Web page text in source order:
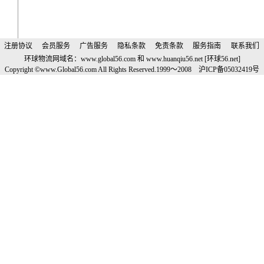
注册协议 会员服务 广告服务 隐私条款 免责条款 服务指南
联系我们
环球物流网域名： www.global56.com 和 www.huanqiu56.net[环球56.net]
Copyright ©www.Global56.com All Rights Reserved.1999～2008 沪ICP备05032419号